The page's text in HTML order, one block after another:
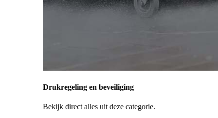
Drukregeling en beveiliging
Bekijk direct alles uit deze categorie.